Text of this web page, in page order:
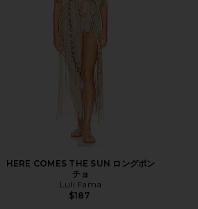
HERE COMES THE SUN ロングポン
チョ
Luli Fama
$187